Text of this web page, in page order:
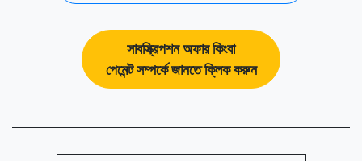
সাবস্ক্রিপশন অফার কিংবা
পেমেন্ট সম্পর্কে জানতে ক্লিক করুন